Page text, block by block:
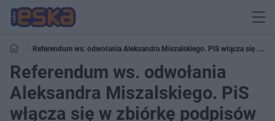
Referendum ws. odwołania Aleksandra Miszalskiego. PiS włącza się w
zbiórkę podpisów w Krakowie
Referendum ws. odwołania
Aleksandra Miszalskiego. PiS
włącza się w zbiórkę podpisów